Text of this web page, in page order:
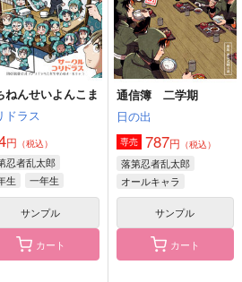
サンプル
作品詳細
サンプル
作品詳細
ねんせいよんこま
ドラス
円 （税込）
忍者乱太郎
生
一年生
ルキャラ
サンプル
カート
通信簿 二学期
日の出
専売 787円 （税込）
落第忍者乱太郎
オールキャラ
サンプル
カート